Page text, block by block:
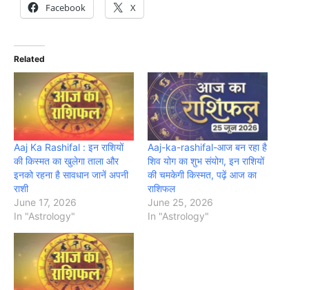
Facebook X
Related
Aaj Ka Rashifal : इन राशियों
की किस्मत का खुलेगा ताला और
इनको रहना है सावधान जानें अपनी
राशी
June 17, 2026
In "Astrology"
Aaj-ka-rashifal-आज बन रहा है
शिव योग का शुभ संयोग, इन राशियों
की चमकेगी किस्मत, पढ़ें आज का
राशिफल
June 25, 2026
In "Astrology"